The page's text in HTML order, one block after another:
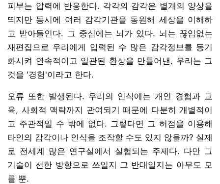
피부는 압력에 반응한다. 각각의 감각은 별개의 양상을
띄지만 동시에 여러 감각기관을 동원해 세상을 이해하
고 받아들인다. 그 중심에는 뇌가 있다. 뇌는 끊임없는
재편집으로 우리에게 입력된 수 많은 감각정보를 동기
화시켜 연속적이고 일관된 환상을 만들어낸. 우리는 그
것을 '경험'이라고 한다.
오류 또한 발생된다. 우리의 인식에는 개인 경험과 교
육, 사회적 맥락까지 관여되기 때문에 다분히 개별적이
고 주관적일 수 밖에 없다. 그렇다면 그 허점을 이용해
타인의 감각이나 인식을 조작할 수도 있지 않을까? 실제
로 전세계 많은 연구실에서 실험되는 주제다. 다만 그
기술이 선한 방향으로 쓰일지 그 반대일지는 아무도 모
를 뿐.